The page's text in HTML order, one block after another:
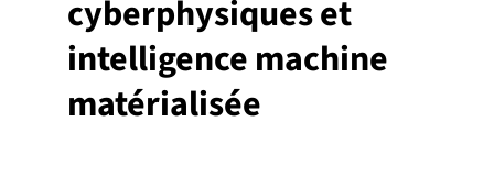
cyberphysiques et
intelligence machine
matérialisée